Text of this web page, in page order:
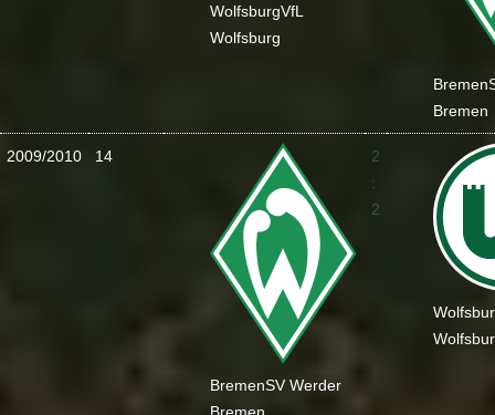
WolfsburgVfL
Wolfsburg
Bremen
Bremen
2009/2010 14
BremenSV Werder
2
:
2